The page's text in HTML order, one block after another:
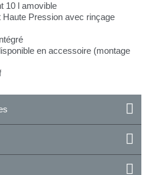
10 l amovible
Pression avec rinçage
en accessoire (montage